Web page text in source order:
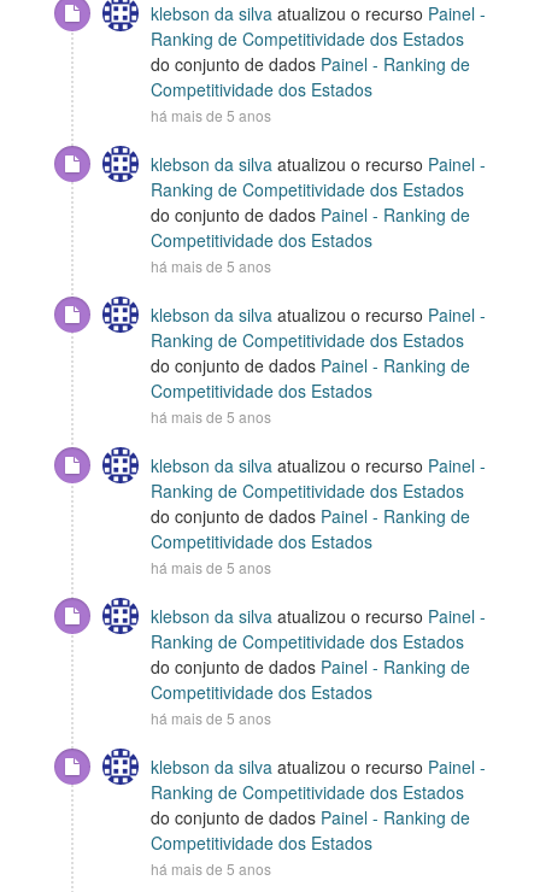
klebson da silva atualizou o recurso Painel -
Ranking de Competitividade dos Estados
do conjunto de dados Painel - Ranking de
Competitividade dos Estados
há mais de 5 anos
klebson da silva atualizou o recurso Painel -
Ranking de Competitividade dos Estados
do conjunto de dados Painel - Ranking de
Competitividade dos Estados
há mais de 5 anos
klebson da silva atualizou o recurso Painel -
Ranking de Competitividade dos Estados
do conjunto de dados Painel - Ranking de
Competitividade dos Estados
há mais de 5 anos
klebson da silva atualizou o recurso Painel -
Ranking de Competitividade dos Estados
do conjunto de dados Painel - Ranking de
Competitividade dos Estados
há mais de 5 anos
klebson da silva atualizou o recurso Painel -
Ranking de Competitividade dos Estados
do conjunto de dados Painel - Ranking de
Competitividade dos Estados
há mais de 5 anos
klebson da silva atualizou o recurso Painel -
Ranking de Competitividade dos Estados
do conjunto de dados Painel - Ranking de
Competitividade dos Estados
há mais de 5 anos